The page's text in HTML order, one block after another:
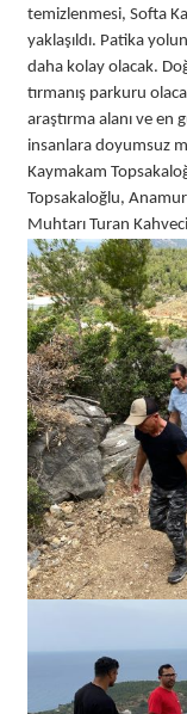
temizlenmesi, Softa
yaklaşıldı. Patika
daha kolay olacak.
tırmanış parkuru
araştırma alanı ve en
insanlara doyumsuz
Kaymakam
Topsakaloğlu,
Muhtarı Turan